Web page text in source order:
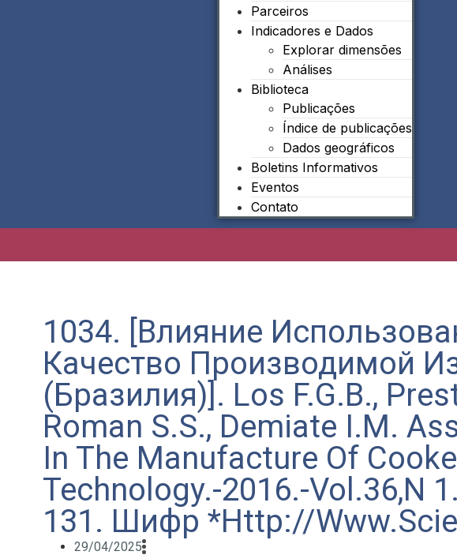
Parceiros
Indicadores e Dados
Explorar dimensões
Análises
Biblioteca
Publicações
Índice de publicações
Dados geográficos
Boletins Informativos
Eventos
Contato
1034. [Влияние
Качество Производимой
(Бразилия)]. Los F.G.B.,
Roman S.S., Demiate I.M.
In The Manufacture Of
Technology.-2016.-Vol.36,N
131. Шифр *Http://
29/04/2025